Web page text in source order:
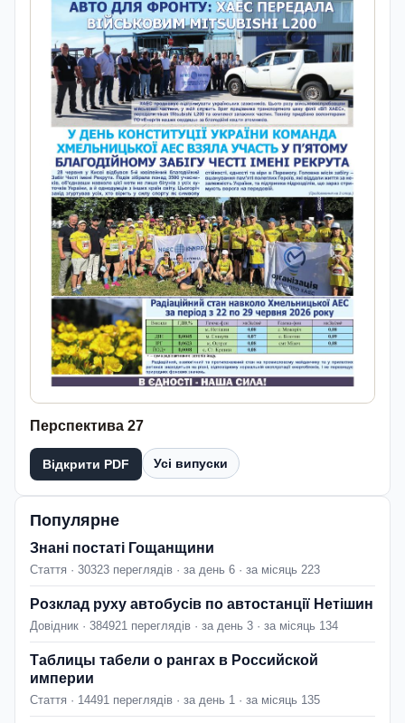
Перспектива 27
Відкрити PDF Усі випуски
Популярне
Знані постаті Гощанщини
Стаття · 30323 переглядів · за день 6 · за місяць 223
Розклад руху автобусів по автостанції Нетішин
Довідник · 384921 переглядів · за день 3 · за місяць 134
Таблицы табели о рангах в Российской
империи
Стаття · 14491 переглядів · за день 1 · за місяць 135